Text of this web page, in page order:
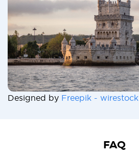
Designed by Freepik - wirestock
FAQ